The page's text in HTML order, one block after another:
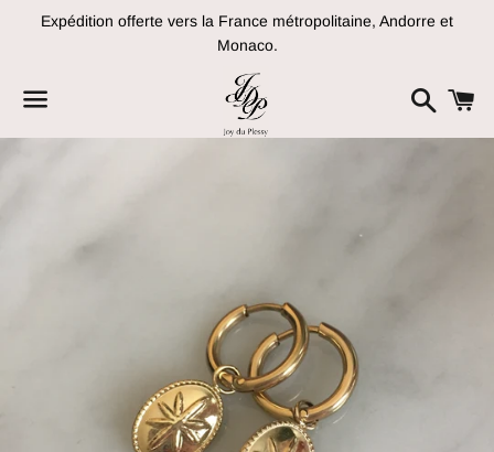
Expédition offerte vers la France métropolitaine, Andorre et
Monaco.